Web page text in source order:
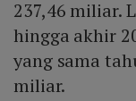
237,46 miliar.
hingga akhir
yang sama
miliar.